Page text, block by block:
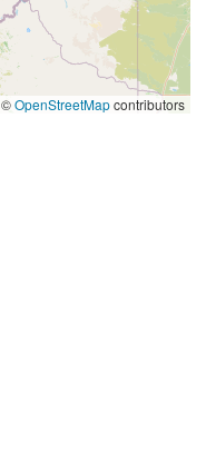
©OpenStreetMapcontributors